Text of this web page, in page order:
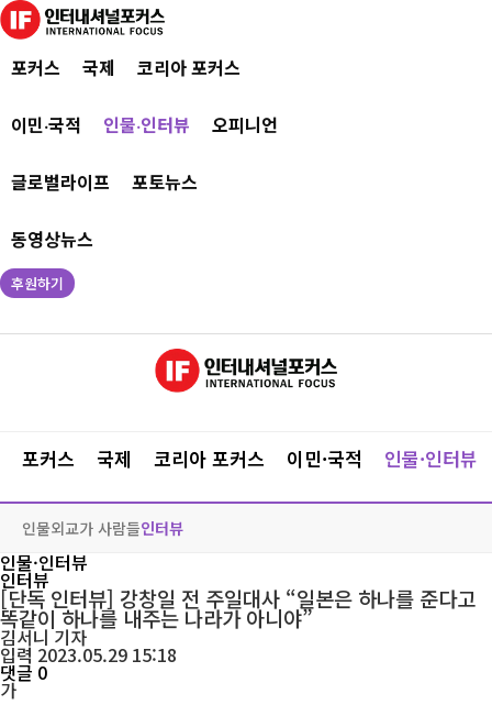
포커스 국제 코리아 포커스
이민·국적 인물·인터뷰 오피니언
글로벌라이프 포토뉴스
동영상뉴스
후원하기
포커스 국제 코리아 포커스 이민·국적 인물·인터뷰
인물외교가 사람들인터뷰
인물·인터뷰
인터뷰
[단독 인터뷰] 강창일 전 주일대사 “일본은 하나를 준다고
똑같이 하나를 내주는 나라가 아니야”
김서니기자
입력 2023.05.29 15:18
댓글 0
가